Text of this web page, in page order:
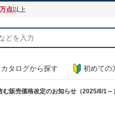
点以上
カタログから探す 初めての
販売価格改定のお知らせ（2025/8/1～）